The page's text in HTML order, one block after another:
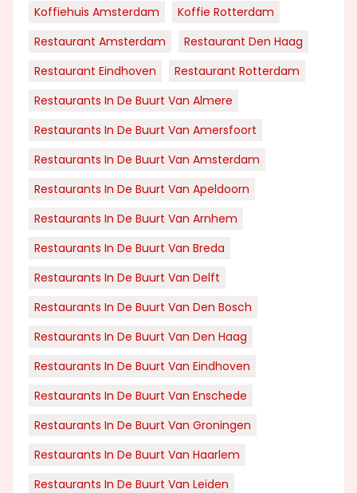
Koffiehuis Amsterdam
Koffie Rotterdam
Restaurant Amsterdam
Restaurant Den Haag
Restaurant Eindhoven
Restaurant Rotterdam
Restaurants In De Buurt Van Almere
Restaurants In De Buurt Van Amersfoort
Restaurants In De Buurt Van Amsterdam
Restaurants In De Buurt Van Apeldoorn
Restaurants In De Buurt Van Arnhem
Restaurants In De Buurt Van Breda
Restaurants In De Buurt Van Delft
Restaurants In De Buurt Van Den Bosch
Restaurants In De Buurt Van Den Haag
Restaurants In De Buurt Van Eindhoven
Restaurants In De Buurt Van Enschede
Restaurants In De Buurt Van Groningen
Restaurants In De Buurt Van Haarlem
Restaurants In De Buurt Van Leiden